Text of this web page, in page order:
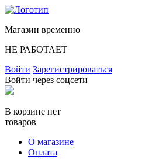
Магазин временно
НЕ РАБОТАЕТ
Войти Зарегистрироваться
Войти через соцсети
В корзине нет
товаров
О магазине
Оплата